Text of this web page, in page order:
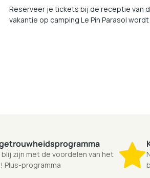
Reserveer je tickets bij de receptie van
vakantie op camping Le Pin Parasol
blij zijn met de voordelen van het
Plus-programma